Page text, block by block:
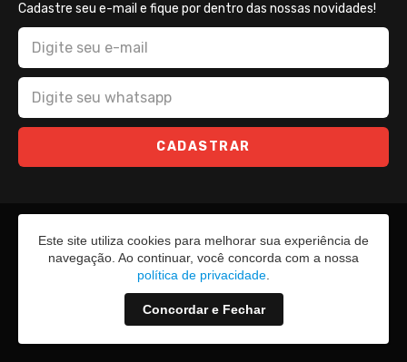
Cadastre seu e-mail e fique por dentro das nossas novidades!
CADASTRAR
Este site utiliza cookies para melhorar sua experiência de
navegação. Ao continuar, você concorda com a nossa
política de privacidade
Concordar e Fechar